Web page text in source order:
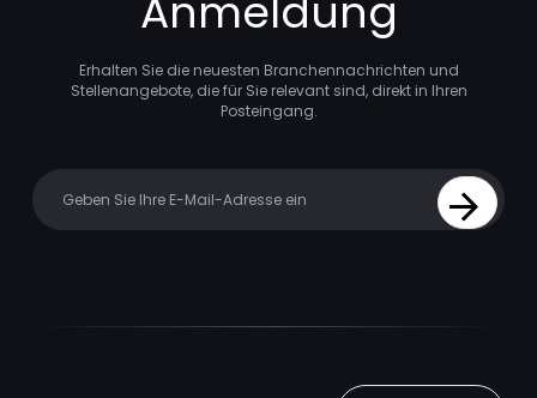
Anmeldung
Erhalten Sie die neuesten Branchennachrichten und
Stellenangebote, die für Sie relevant sind, direkt in Ihren
Posteingang.
Sign Up